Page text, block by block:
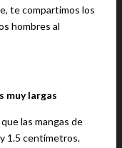
te compartimos los
hombres al
muy largas
las mangas de
1.5 centímetros.